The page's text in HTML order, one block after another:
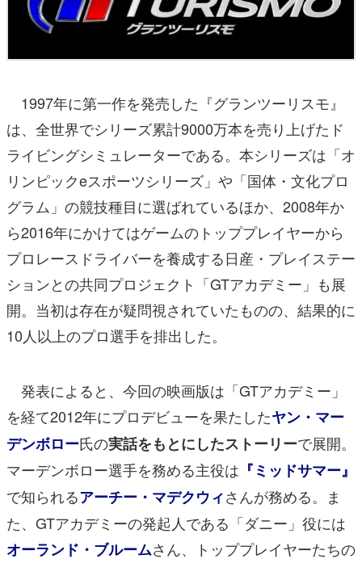
1997年に第一作を発売した『グランツーリスモ』
は、全世界でシリーズ累計9000万本を売り上げたド
ライビングシミュレーターである。本シリーズは「オ
リンピックeスポーツシリーズ」や「国体・文化プロ
グラム」の競技種目に選ばれているほか、2008年か
ら2016年にかけてはゲームのトッププレイヤーから
プロレースドライバーを養成する日産・プレイステー
ションとの共同プロジェクト「GTアカデミー」も展
開。当初は存在が疑問視されていたものの、結果的に
10人以上のプロ選手を排出した。
発表によると、今回の映画版は「GTアカデミー」
を経て2012年にプロデビューを果たしたヤン・マー
デンボロー氏の実話をもとにしたストーリーで展開。
マーデンボロー選手を務める主役は 『ミッドサマー』
で知られるアーチー・マデクウィさんが務める。ま
た、GTアカデミーの発起人である「ダニー」役には
オーランド・ブルームさん、トッププレイヤーたちの